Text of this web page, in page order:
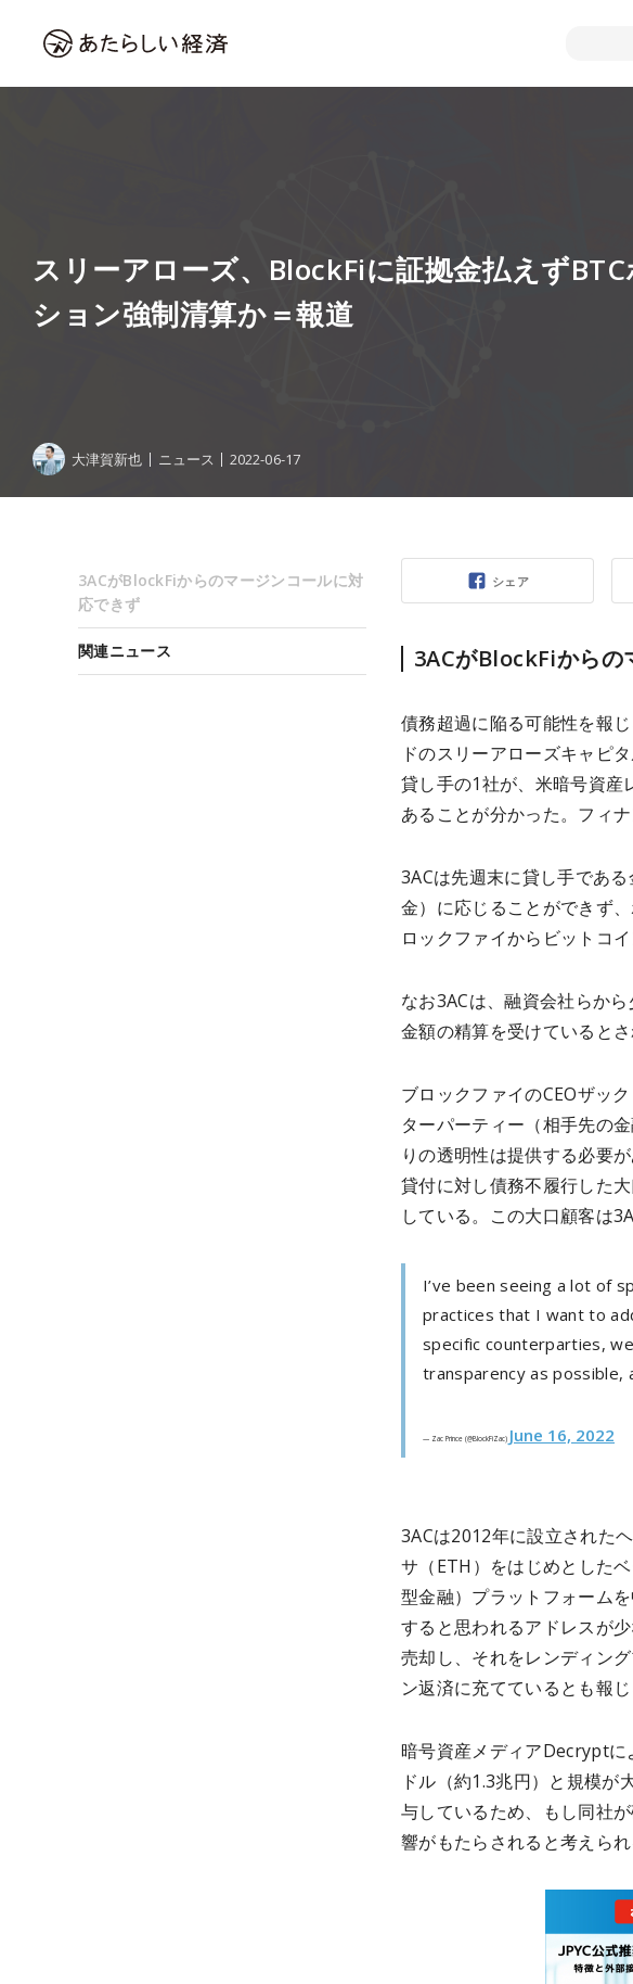
スリーアローズ、BlockFiに証拠金払えずBTC
ション強制清算か＝報道
大津賀新也 ニュース 2022-06-17
シェア
3ACがBlockFiからの
債務超過に陥る可能性を報
ドのスリーアローズキャピ
貸し手の1社が、米暗号資
あることが分かった。フィ
3ACは先週末に貸し手であ
金）に応じることができず
ロックファイからビットコ
なお3ACは、融資会社らか
金額の精算を受けているとさ
ブロックファイのCEOザッ
ターパーティー（相手先の
りの透明性は提供する必要
貸付に対し債務不履行した
している。
この大口顧客は
I’ve been seeing a lot of
practices that I want to
specific counterparties,
transparency as possible,
— Zac Prince (@BlockFiZac) June 16, 2022
3ACは2012年に設立された
サ（ETH）をはじめとした
型金融）プラットフォーム
すると思われるアドレスが
売却し、それをレンディン
ン返済に充てているとも報じ
暗号資産メディアDecryptに
ドル（約1.3兆円）と規模が
与しているため、もし同社
響がもたらされると考えら
3ACがBlockFiからのマージンコールに対
応できず
関連ニュース